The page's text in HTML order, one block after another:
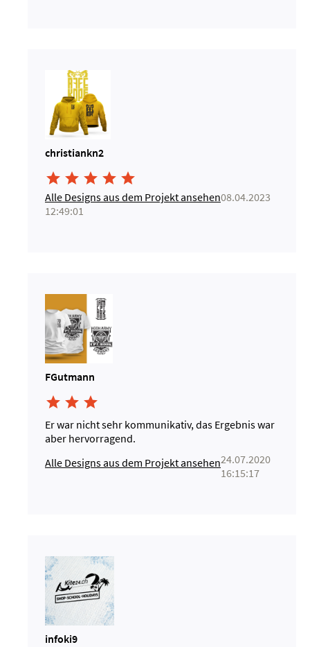
christiankn2
    
Alle Designs aus dem Projekt ansehen08.04.2023
12:49:01
FGutmann
  
Er war nicht sehr kommunikativ, das Ergebnis war
aber hervorragend.
Alle Designs aus dem Projekt ansehen24.07.2020
16:15:17
infoki9